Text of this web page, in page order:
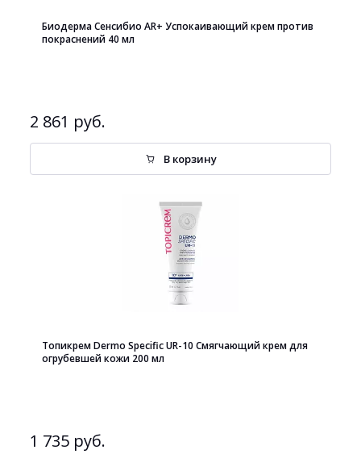
Биодерма Сенсибио AR+ Успокаивающий крем против
покраснений 40 мл
2 861 руб.
В корзину
Топикрем Dermo Specific UR-10 Cмягчающий крем для
огрубевшей кожи 200 мл
1 735 руб.